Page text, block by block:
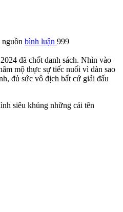
nguồn bình luận 999
đã chốt danh sách. Nhìn vào
mộ thực sự tiếc nuối vì dàn sao
đủ sức vô địch bất cứ giải đấu